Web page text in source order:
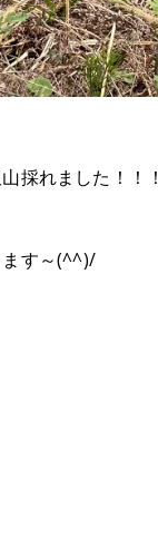
採れました！！！
ます～(^^)/